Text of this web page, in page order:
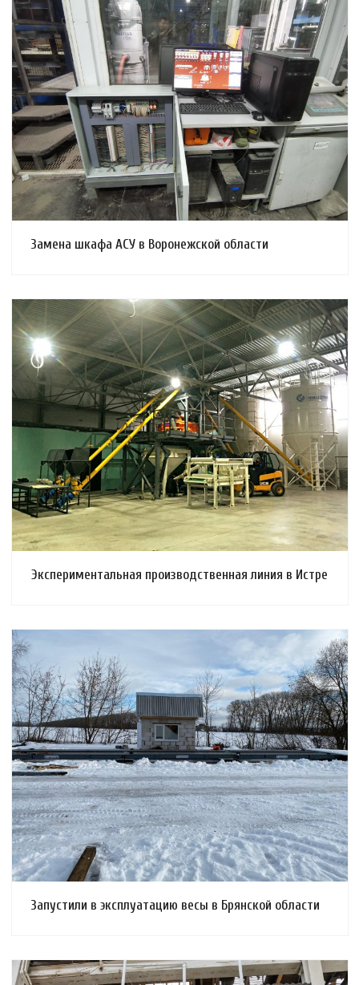
Смотреть проект
Замена шкафа АСУ в Воронежской области
Смотреть проект
Экспериментальная производственная линия в Истре
Смотреть проект
Запустили в эксплуатацию весы в Брянской области